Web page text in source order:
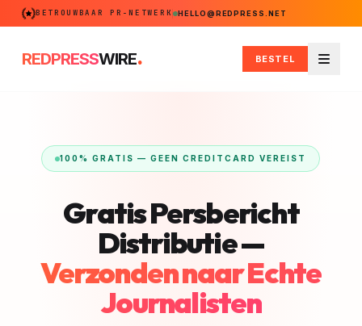
BETROUWBAAR PR-NETWERK HELLO@REDPRESS.NET
REDPRESSWIRE. BESTEL
Menu
100% GRATIS — GEEN CREDITCARD VEREIST
Gratis Persbericht
Distributie —
Verzonden naar Echte
Journalisten